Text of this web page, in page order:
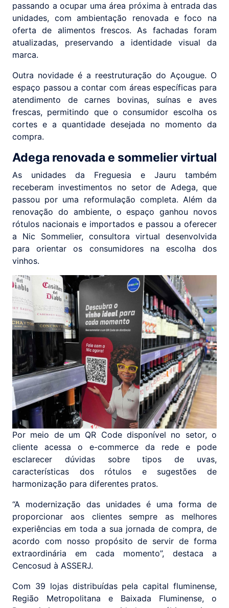
passando a ocupar uma área próxima à entrada das
unidades, com ambientação renovada e foco na
oferta de alimentos frescos. As fachadas foram
atualizadas, preservando a identidade visual da
marca.
Outra novidade é a reestruturação do Açougue. O
espaço passou a contar com áreas específicas para
atendimento de carnes bovinas, suínas e aves
frescas, permitindo que o consumidor escolha os
cortes e a quantidade desejada no momento da
compra.
Adega renovada e sommelier virtual
As unidades da Freguesia e Jauru também
receberam investimentos no setor de Adega, que
passou por uma reformulação completa. Além da
renovação do ambiente, o espaço ganhou novos
rótulos nacionais e importados e passou a oferecer
a Nic Sommelier, consultora virtual desenvolvida
para orientar os consumidores na escolha dos
vinhos.
Por meio de um QR Code disponível no setor, o
cliente acessa o e-commerce da rede e pode
esclarecer dúvidas sobre tipos de uvas,
características dos rótulos e sugestões de
harmonização para diferentes pratos.
“A modernização das unidades é uma forma de
proporcionar aos clientes sempre as melhores
experiências em toda a sua jornada de compra, de
acordo com nosso propósito de servir de forma
extraordinária em cada momento”, destaca a
Cencosud à ASSERJ.
Com 39 lojas distribuídas pela capital fluminense,
Região Metropolitana e Baixada Fluminense, o